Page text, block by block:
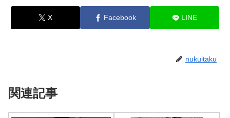
X Facebook LINE
nukuitaku
関連記事